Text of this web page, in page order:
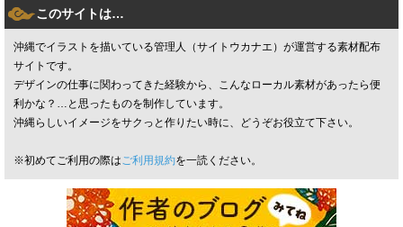
このサイトは…
沖縄でイラストを描いている管理人（サイトウカナエ）が運営する素材配布
サイトです。
デザインの仕事に関わってきた経験から、こんなローカル素材があったら便
利かな？…と思ったものを制作しています。
沖縄らしいイメージをサクっと作りたい時に、どうぞお役立て下さい。
※初めてご利用の際はご利用規約を一読ください。